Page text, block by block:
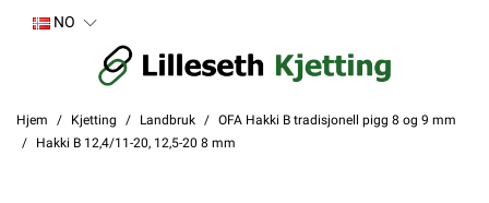
NO
Hjem Kjetting Landbruk
OFA Hakki B tradisjonell pigg 8 og 9 mm
Hakki B 12,4/11-20, 12,5-20 8 mm